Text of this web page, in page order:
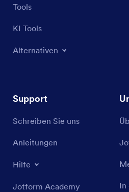
Tools
KI Tools
Alternativen
Support
Schreiben Sie uns
Anleitungen
Hilfe
Jotform Academy In